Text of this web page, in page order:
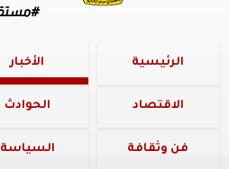
الرئيسية الأخبار
الاقتصاد الحوادث
فن وثقافة السياسة